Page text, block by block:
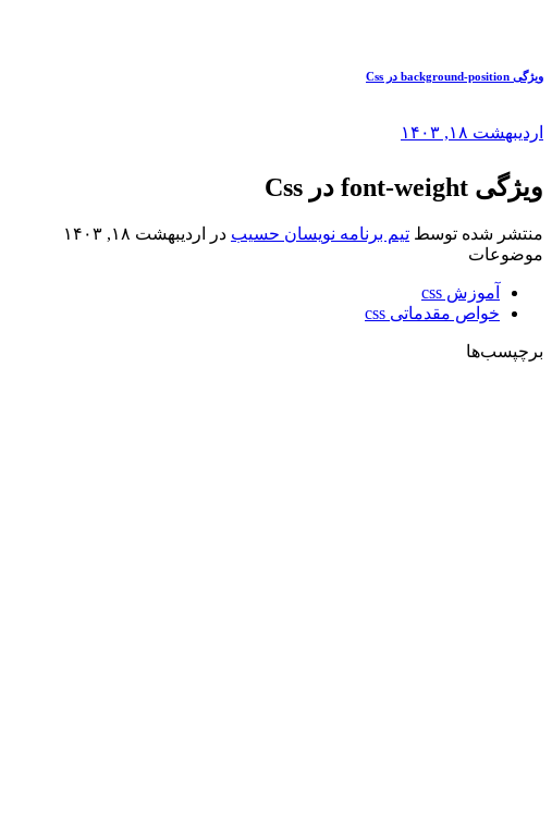
ویژگی background-position در Css
اردیبهشت ۱۸, ۱۴۰۳
ویژگی font-weight در Css
منتشر شده توسط تیم برنامه نویسان حسیب در
اردیبهشت ۱۸, ۱۴۰۳
موضوعات
آموزش css
خواص مقدماتی css
برچپسب‌ها